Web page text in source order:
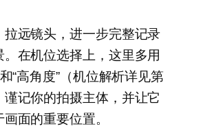
拉远镜头，进一步完整记录
。在机位选择上，这里多用
“高角度”（机位解析详见第
谨记你的拍摄主体，并让它
面的重要位置。